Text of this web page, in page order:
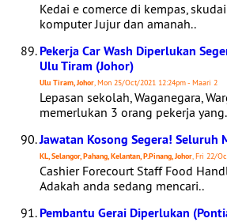
Kedai e comerce di kempas,
komputer Jujur dan amanah..
Pekerja Car Wash Diperlukan
Ulu Tiram (Johor)
Ulu Tiram, Johor, Mon 25/Oct/2021 12:24pm - Maari 2
Lepasan sekolah, Waganegara,
memerlukan 3 orang pekerja
Jawatan Kosong Segera! Seluruh
KL, Selangor, Pahang, Kelantan, P.Pinang, Johor, Fri 22/
Cashier Forecourt Staff Food
Adakah anda sedang mencari..
Pembantu Gerai Diperlukan